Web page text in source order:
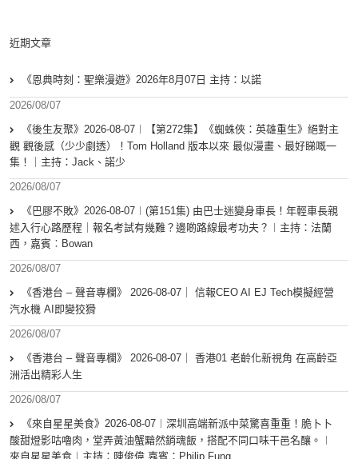
近期文章
《恩典時刻：聖樂漫遊》2026年8月07日 主持：以諾
2026/08/07
《後生友聚》2026-08-07︱【第272集】《蜘蛛俠：英雄重生》絕對主
觀 觀後感（少少劇透）！Tom Holland 版本以來 最似漫畫、最好睇嘅一
集！｜主持：Jack、諾少
2026/08/07
《巴膠不敗》2026-08-07︱(第151集) 由巴士迷變身車長！年輕車長親
述入行心路歷程｜報名考試有幾難？邊啲路線最考功夫？︱主持：法蘭
西，嘉賓︰Bowan
2026/08/07
《香港台 – 聲音專欄》 2026-08-07｜ 信報CEO AI EJ Tech模擬經營
汽水機 AI即變狡猾
2026/08/07
《香港台 – 聲音專欄》 2026-08-07｜ 香港01 老齡化新視角 在高齡亞
洲活出精彩人生
2026/08/07
《來自星星美食》2026-08-07︱深圳高端新派中菜驚喜重重！脆卜卜
酸甜燈影咕嚕肉，堂弄黃油蟹黯然銷魂飯，搭配不同口味干邑名釀。︱
來自星星美食︱主持：陳俊偉 嘉賓：Philip Fung